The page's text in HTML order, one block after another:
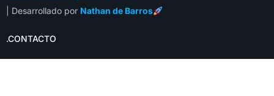
| Desarrollado por Nathan de Barros
.CONTACTO